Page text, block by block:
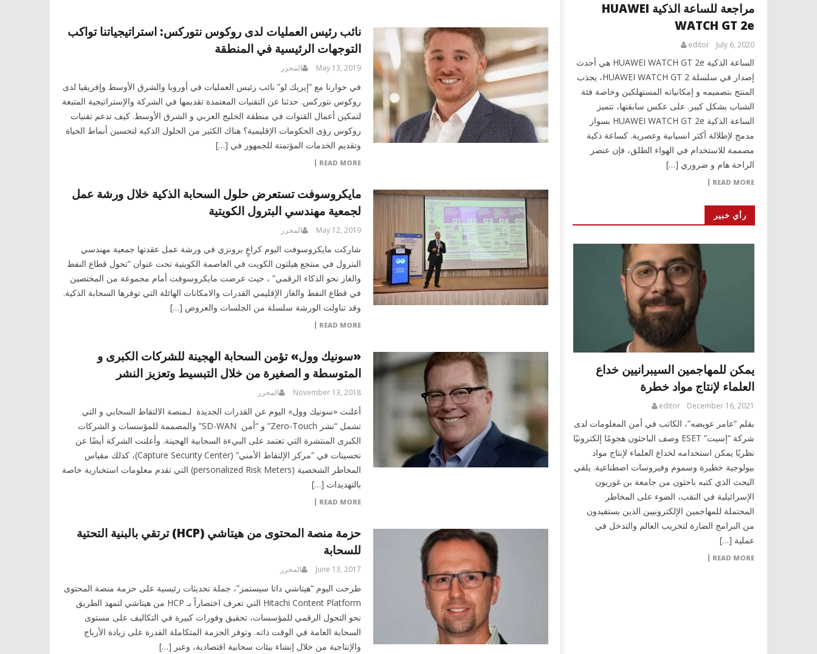
نائب رئيس العمليات لدى روكوس نتوركس: استراتيجياتنا تواكب
التوجهات الرئيسية في المنطقة
May 13, 2019 المحرر
في حوارنا مع “إيريك لو” نائب رئيس العمليات في أوروبا والشرق الأوسط وإفريقيا لدى
روكوس نتوركس. حدثنا عن التقنيات المعتمدة تقديمها في الشركة والإستراتيجية المتبعة
لتمكين أعمال القنوات في منطقة الخليج العربي و الشرق الأوسط. كيف تدعم تقنيات
روكوس رؤى الحكومات الإقليمية؟ هناك الكثير من الحلول الذكية لتحسين أنماط الحياة
وتقديم الخدمات المؤتمتة للجمهور في […]
READ MORE
مايكروسوفت تستعرض حلول السحابة الذكية خلال ورشة عمل
لجمعية مهندسي البترول الكويتية
May 12, 2019 المحرر
شاركت مايكروسوفت اليوم كراعٍ برونزي في ورشة عمل عقدتها جمعية مهندسي
البترول في منتجع هيلتون الكويت في العاصمة الكويتية تحت عنوان “تحول قطاع النفط
والغاز نحو الذكاء الرقمي” ، حيث عرضت مايكروسوفت أمام مجموعة من المختصين
في قطاع النفط والغاز الإقليمي القدرات والامكانات الهائلة التي توفرها السحابة الذكية.
وقد تناولت الورشة سلسلة من الجلسات والعروض […]
READ MORE
«سونيك وول» تؤمن السحابة الهجينة للشركات الكبرى و
المتوسطة و الصغيرة من خلال التبسيط وتعزيز النشر
November 13, 2018 المحرر
أعلنت «سونيك وول» اليوم عن القدرات الجديدة لـمنصة الالتقاط السحابي و التي
تشمل “نشر Zero-Touch” و “أمن SD-WAN” والمصممة للمؤسسات و الشركات
الكبرى المنتشرة التي تعتمد على البيءة السحابية الهجينة. وأعلنت الشركة أيضًا عن
تحسينات في “مركز الإلتقاط الأمني” (Capture Security Center)، كذلك مقياس
المخاطر الشخصية (personalized Risk Meters) التي تقدم معلومات استخبارية خاصة
بالتهديدات […]
READ MORE
حزمة منصة المحتوى من هيتاشي (HCP) ترتقي بالبنية التحتية
للسحابة
June 13, 2017 المحرر
طرحت اليوم “هيتاشي داتا سيستمز”، جملة تحديثات رئيسية على حزمة منصة المحتوى
Hitachi Content Platform التي تعرف اختصاراً بـ HCP من هيتاشي لتمهد الطريق
نحو التحول الرقمي للمؤسسات، تحقيق وفورات كبيرة في التكاليف على مستوى
السحابة العامة في الوقت ذاته. وتوفر الحزمة المتكاملة القدرة على زيادة الأرباح
والإنتاجية من خلال إنشاء بيئات سحابية اقتصادية، وعبر […]
مراجعة للساعة الذكية HUAWEI
WATCH GT 2e
July 6, 2020
editor
الساعة الذكية HUAWEI WATCH GT 2e هي أحدث
إصدار في سلسلة HUAWEI WATCH GT 2، يجذب
المنتج بتصميمه و إمكانياته المستهلكين وخاصة فئة
الشباب بشكل كبير. على عكس سابقتها، تتميز
الساعة الذكية HUAWEI WATCH GT 2e بسوار
مدمج لإطلالة أكثر انسيابية وعصرية. كساعة ذكية
مصممة للاستخدام في الهواء الطلق، فإن عنصر
الراحة هام و ضروري […]
READ MORE
رأي خبير
يمكن للمهاجمين السيبرانيين خداع
العلماء لإنتاج مواد خطرة
December 16, 2021
editor
بقلم “عامر عويضه”، الكاتب في أمن المعلومات لدى
شركة “إسيت” ESET وصف الباحثون هجومًا إلكترونيًا
نظريًا يمكن استخدامه لخداع العلماء لإنتاج مواد
بيولوجية خطيرة وسموم وفيروسات اصطناعية. يلقي
البحث الذي كتبه باحثون من جامعة بن غوريون
الإسرائيلية في النقب، الضوء على المخاطر
المحتملة للمهاجمين الإلكترونيين الذين يستفيدون
من البرامج الضارة لتخريب العالم والتدخل في
عملية […]
READ MORE